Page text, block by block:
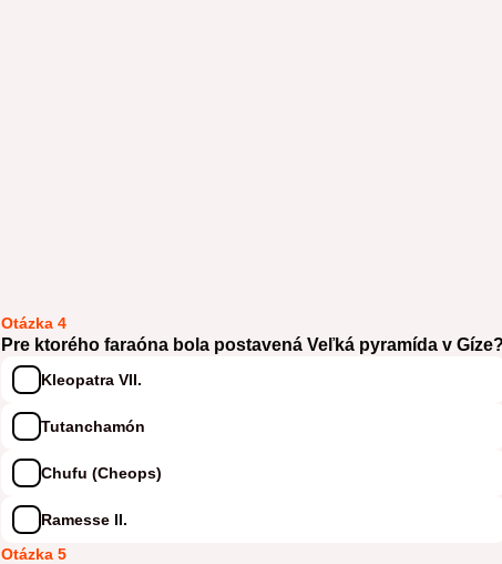
Otázka 4
Pre ktorého faraóna bola postavená Veľká pyramída v
Kleopatra VII.
Tutanchamón
Chufu (Cheops)
Ramesse II.
Otázka 5